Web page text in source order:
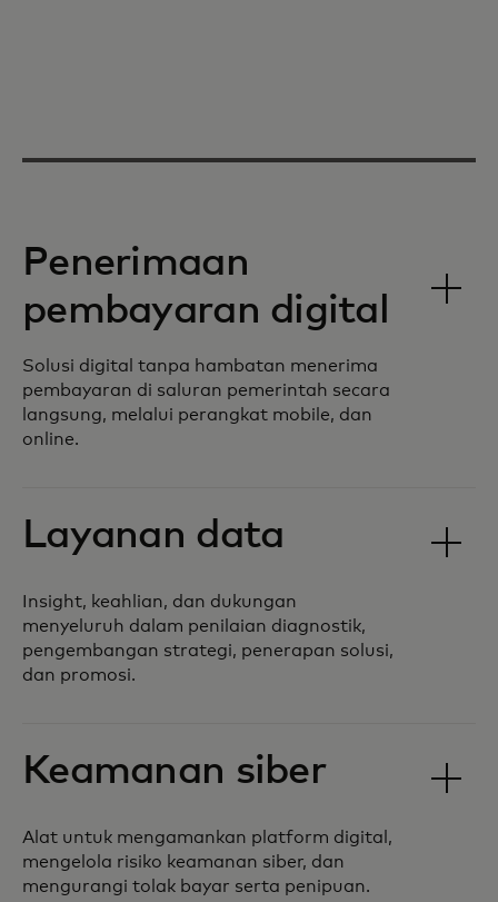
Penerimaan
pembayaran digital
Solusi digital tanpa hambatan menerima
pembayaran di saluran pemerintah secara
langsung, melalui perangkat mobile, dan
online.
Layanan data
Insight, keahlian, dan dukungan
menyeluruh dalam penilaian diagnostik,
pengembangan strategi, penerapan solusi,
dan promosi.
Keamanan siber
Alat untuk mengamankan platform digital,
mengelola risiko keamanan siber, dan
mengurangi tolak bayar serta penipuan.